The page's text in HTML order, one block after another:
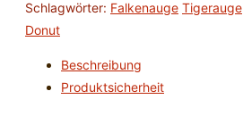
Menge
Schlagwörter: Falkenauge Tigerauge
Donut
Beschreibung
Produktsicherheit